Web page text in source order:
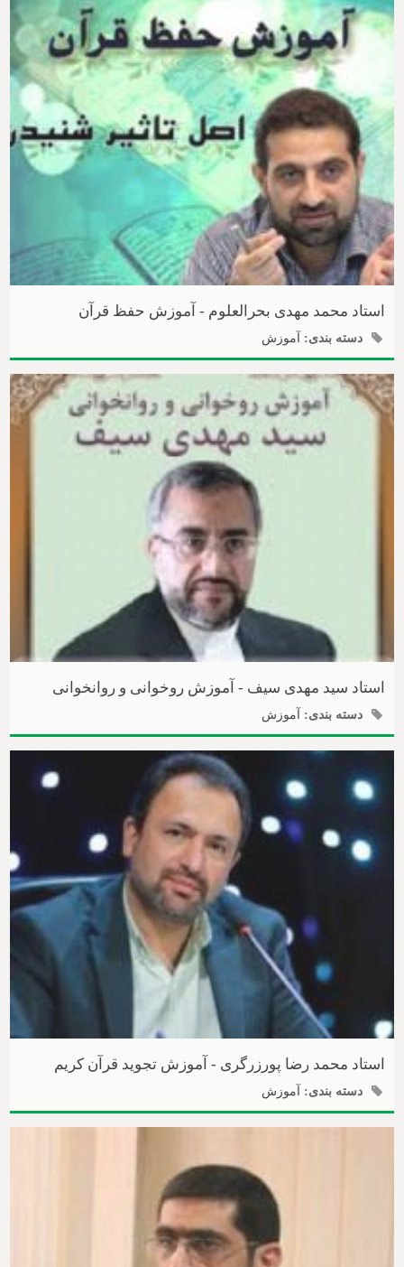
استاد محمد مهدی بحرالعلوم - آموزش حفظ قرآن
دسته بندی: آموزش
استاد سید مهدی سیف - آموزش روخوانی و روانخوانی
دسته بندی: آموزش
استاد محمد رضا پورزرگری - آموزش تجوید قرآن کریم
دسته بندی: آموزش